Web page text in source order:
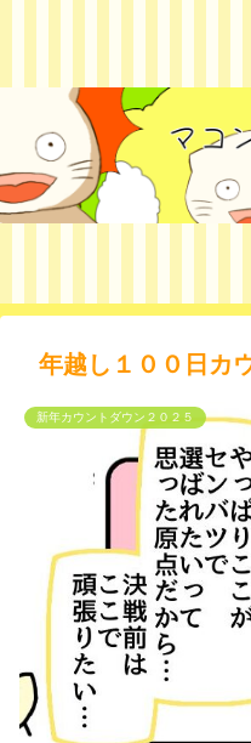
年越し１００日カ
新年カウントダウン２０２５